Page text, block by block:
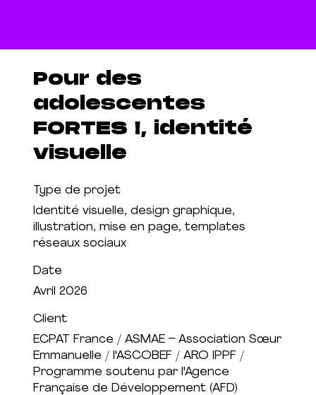
Pour des
adolescentes
FORTES !, identité
visuelle
Type de projet
Identité visuelle, design graphique,
illustration, mise en page, templates
réseaux sociaux
Date
Avril 2026
Client
ECPAT France / ASMAE – Association Sœur
Emmanuelle / l'ASCOBEF / ARO IPPF /
Programme soutenu par l'Agence
Française de Développement (AFD)